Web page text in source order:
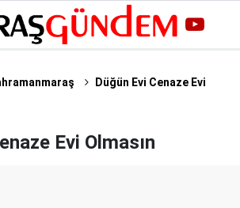
Düğün Evi Cenaze Evi
Evi Olmasın